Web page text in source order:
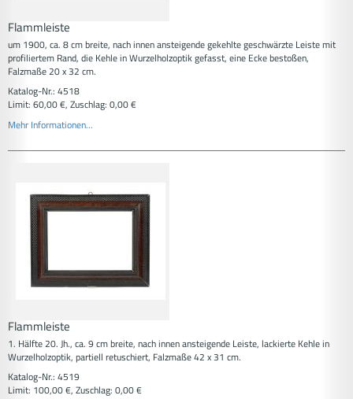
Flammleiste
um 1900, ca. 8 cm breite, nach innen ansteigende gekehlte geschwärzte Leiste mit
profiliertem Rand, die Kehle in Wurzelholzoptik gefasst, eine Ecke bestoßen,
Falzmaße 20 x 32 cm.
Katalog-Nr.: 4518
Limit: 60,00 €, Zuschlag: 0,00 €
Mehr Informationen...
Flammleiste
1. Hälfte 20. Jh., ca. 9 cm breite, nach innen ansteigende Leiste, lackierte Kehle in
Wurzelholzoptik, partiell retuschiert, Falzmaße 42 x 31 cm.
Katalog-Nr.: 4519
Limit: 100,00 €, Zuschlag: 0,00 €